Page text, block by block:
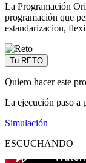
La Programación
programación que
estandarizacion,
Tu RETO
Quiero hacer este
La ejecución paso a
Simulación
ESCUCHANDO